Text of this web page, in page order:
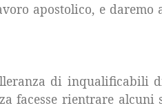
apostolico, e daremo
di inqualificabili
facesse rientrare alcuni